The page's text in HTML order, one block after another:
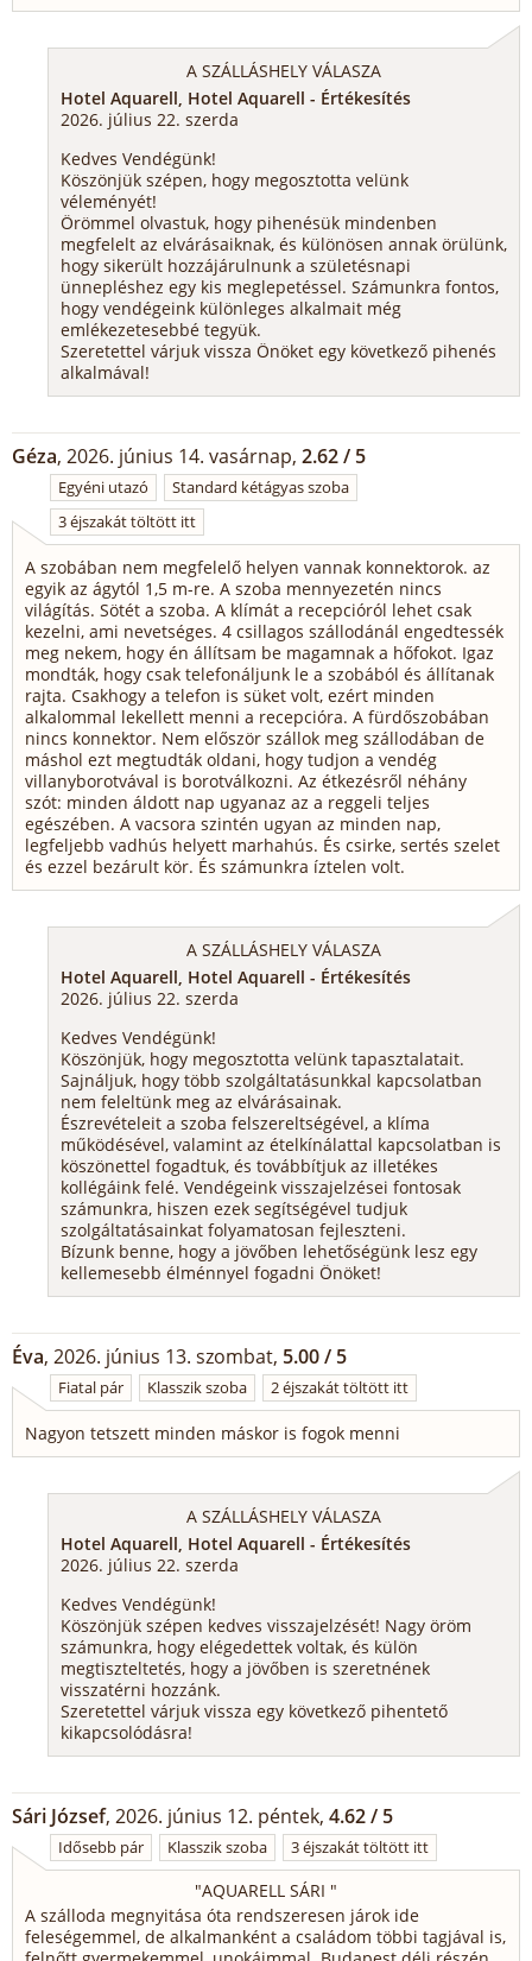
A SZÁLLÁSHELY VÁLASZA
Hotel Aquarell, Hotel Aquarell - Értékesítés
2026. július 22. szerda
Kedves Vendégünk!
Köszönjük szépen, hogy megosztotta velünk
véleményét!
Örömmel olvastuk, hogy pihenésük mindenben
megfelelt az elvárásaiknak, és különösen annak örülünk,
hogy sikerült hozzájárulnunk a születésnapi
ünnepléshez egy kis meglepetéssel. Számunkra fontos,
hogy vendégeink különleges alkalmait még
emlékezetesebbé tegyük.
Szeretettel várjuk vissza Önöket egy következő pihenés
alkalmával!
Géza, 2026. június 14. vasárnap, 2.62 / 5
Egyéni utazó
Standard kétágyas szoba
3 éjszakát töltött itt
A szobában nem megfelelő helyen vannak konnektorok. az
egyik az ágytól 1,5 m-re. A szoba mennyezetén nincs
világítás. Sötét a szoba. A klímát a recepcióról lehet csak
kezelni, ami nevetséges. 4 csillagos szállodánál engedtessék
meg nekem, hogy én állítsam be magamnak a hőfokot. Igaz
mondták, hogy csak telefonáljunk le a szobából és állítanak
rajta. Csakhogy a telefon is süket volt, ezért minden
alkalommal lekellett menni a recepcióra. A fürdőszobában
nincs konnektor. Nem először szállok meg szállodában de
máshol ezt megtudták oldani, hogy tudjon a vendég
villanyborotvával is borotválkozni. Az étkezésről néhány
szót: minden áldott nap ugyanaz az a reggeli teljes
egészében. A vacsora szintén ugyan az minden nap,
legfeljebb vadhús helyett marhahús. És csirke, sertés szelet
és ezzel bezárult kör. És számunkra íztelen volt.
A SZÁLLÁSHELY VÁLASZA
Hotel Aquarell, Hotel Aquarell - Értékesítés
2026. július 22. szerda
Kedves Vendégünk!
Köszönjük, hogy megosztotta velünk tapasztalatait.
Sajnáljuk, hogy több szolgáltatásunkkal kapcsolatban
nem feleltünk meg az elvárásainak.
Észrevételeit a szoba felszereltségével, a klíma
működésével, valamint az ételkínálattal kapcsolatban is
köszönettel fogadtuk, és továbbítjuk az illetékes
kollégáink felé. Vendégeink visszajelzései fontosak
számunkra, hiszen ezek segítségével tudjuk
szolgáltatásainkat folyamatosan fejleszteni.
Bízunk benne, hogy a jövőben lehetőségünk lesz egy
kellemesebb élménnyel fogadni Önöket!
Éva, 2026. június 13. szombat, 5.00 / 5
Fiatal pár Klasszik szoba 2 éjszakát töltött itt
Nagyon tetszett minden máskor is fogok menni
A SZÁLLÁSHELY VÁLASZA
Hotel Aquarell, Hotel Aquarell - Értékesítés
2026. július 22. szerda
Kedves Vendégünk!
Köszönjük szépen kedves visszajelzését! Nagy öröm
számunkra, hogy elégedettek voltak, és külön
megtiszteltetés, hogy a jövőben is szeretnének
visszatérni hozzánk.
Szeretettel várjuk vissza egy következő pihentető
kikapcsolódásra!
Sári József, 2026. június 12. péntek, 4.62 / 5
Idősebb pár Klasszik szoba 3 éjszakát töltött itt
"AQUARELL SÁRI "
A szálloda megnyitása óta rendszeresen járok ide
feleségemmel, de alkalmanként a családom többi tagjával is,